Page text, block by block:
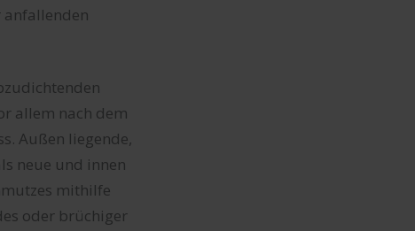
anfallenden
allem nach dem
Außen liegende,
neue und innen
mithilfe
oder brüchiger